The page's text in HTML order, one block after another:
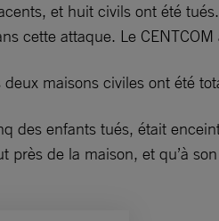
et huit civils ont été
cette attaque. Le
maisons civiles ont été
enfants tués, était
de la maison, et qu’à